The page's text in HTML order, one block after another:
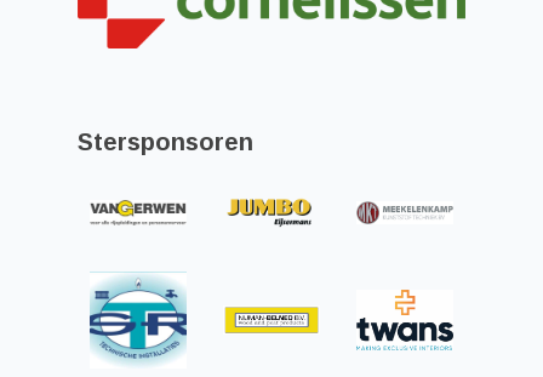
Stersponsoren